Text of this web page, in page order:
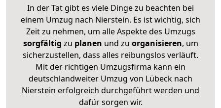
In der Tat gibt es viele Dinge zu beachten bei
einem Umzug nach Nierstein. Es ist wichtig, sich
Zeit zu nehmen, um alle Aspekte des Umzugs
sorgfältig zu planen und zu organisieren, um
sicherzustellen, dass alles reibungslos verläuft.
Mit der richtigen Umzugsfirma kann ein
deutschlandweiter Umzug von Lübeck nach
Nierstein erfolgreich durchgeführt werden und
dafür sorgen wir.